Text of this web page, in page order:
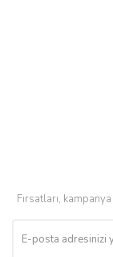
Fırsatları,